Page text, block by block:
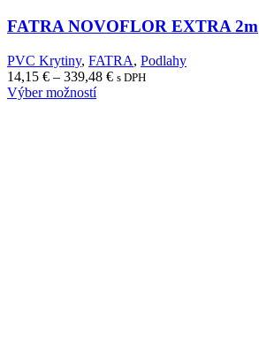
FATRA NOVOFLOR EXTRA 2m
PVC Krytiny, FATRA, Podlahy
14,15 € – 339,48 €Price
s DPH
Výber možností